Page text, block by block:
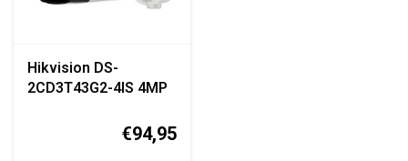
Hikvision DS-
2CD3T43G2-4IS 4MP
€94,95